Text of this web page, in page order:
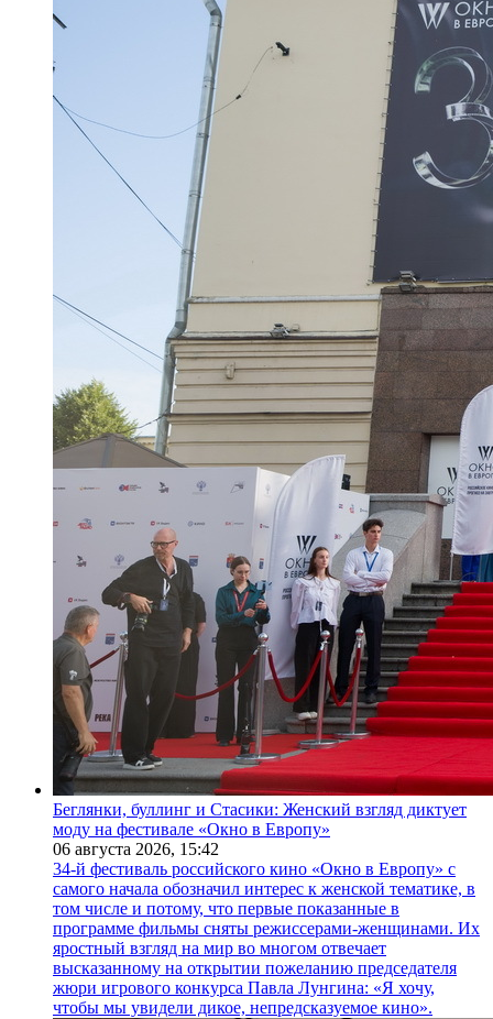
Беглянки, буллинг и Стасики: Женский взгляд диктует
моду на фестивале «Окно в Европу»
06 августа 2026, 15:42
34-й фестиваль российского кино «Окно в Европу» с
самого начала обозначил интерес к женской тематике, в
том числе и потому, что первые показанные в
программе фильмы сняты режиссерами-женщинами. Их
яростный взгляд на мир во многом отвечает
высказанному на открытии пожеланию председателя
жюри игрового конкурса Павла Лунгина: «Я хочу,
чтобы мы увидели дикое, непредсказуемое кино».